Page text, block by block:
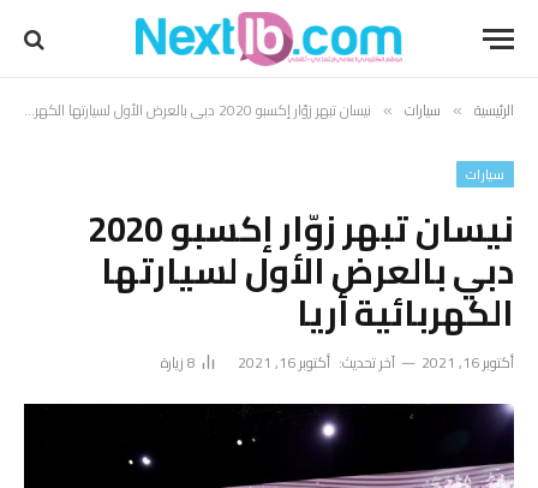
الرئيسية » سيارات » نيسان تبهر زوّار إكسبو 2020 دبي بالعرض الأول لسيارتها الكهربائية أريا
سيارات
نيسان تبهر زوّار إكسبو 2020
دبي بالعرض الأول لسيارتها
الكهربائية أريا
أكتوبر 16, 2021 آخر تحديث: أكتوبر 16, 2021 8زيارة